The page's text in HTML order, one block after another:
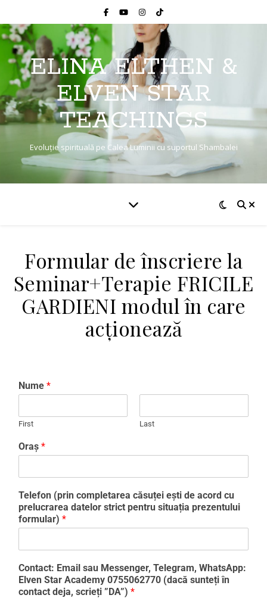
ELINA ELTHEN &
ELVEN STAR
TEACHINGS
Evoluție spirituală pe Calea Luminii cu suportul Shambalei
Formular de înscriere la
Seminar+Terapie FRICILE
GARDIENI modul în care
acționează
Nume *
First Last
Oraș *
Telefon (prin completarea căsuței ești de acord cu
prelucrarea datelor strict pentru situația prezentului
formular) *
Contact: Email sau Messenger, Telegram, WhatsApp:
Elven Star Academy 0755062770 (dacă sunteți în
contact deja, scrieți ”DA”) *